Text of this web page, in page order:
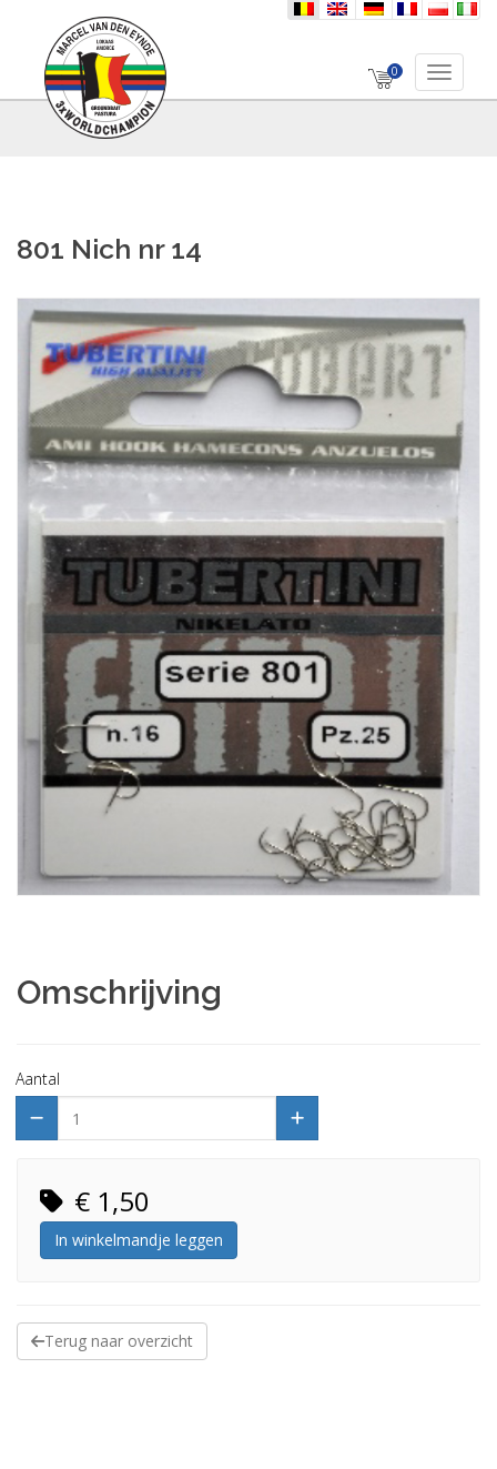
nl en de fr pl it
0 Toggle
801 Nich nr 14
Omschrijving
Aantal
€ 1,50
In winkelmandje leggen
Terug naar overzicht